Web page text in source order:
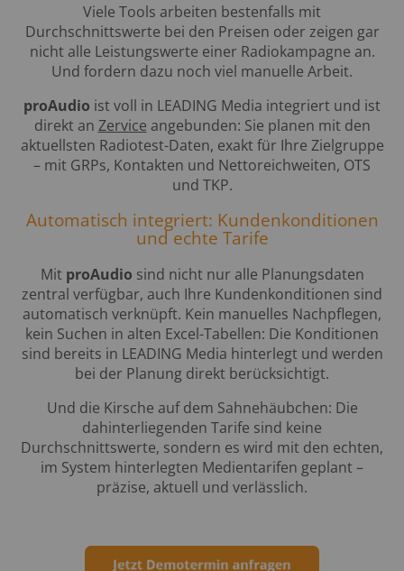
Viele Tools arbeiten bestenfalls mit
Durchschnittswerte bei den Preisen oder zeigen gar
nicht alle Leistungswerte einer Radiokampagne an.
Und fordern dazu noch viel manuelle Arbeit.
proAudio ist voll in LEADING Media integriert und ist
direkt an Zervice angebunden: Sie planen mit den
aktuellsten Radiotest-Daten, exakt für Ihre Zielgruppe
– mit GRPs, Kontakten und Nettoreichweiten, OTS
und TKP.
Automatisch integriert: Kundenkonditionen
und echte Tarife
Mit proAudio sind nicht nur alle Planungsdaten
zentral verfügbar, auch Ihre Kundenkonditionen sind
automatisch verknüpft. Kein manuelles Nachpflegen,
kein Suchen in alten Excel-Tabellen: Die Konditionen
sind bereits in LEADING Media hinterlegt und werden
bei der Planung direkt berücksichtigt.
Und die Kirsche auf dem Sahnehäubchen: Die
dahinterliegenden Tarife sind keine
Durchschnittswerte, sondern es wird mit den echten,
im System hinterlegten Medientarifen geplant –
präzise, aktuell und verlässlich.